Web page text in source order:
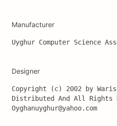
Manufacturer
Uyghur Computer Science
Designer
Copyright (c) 2002 by Waris
Distributed And All Rights
Oyghanuyghur@yahoo.com